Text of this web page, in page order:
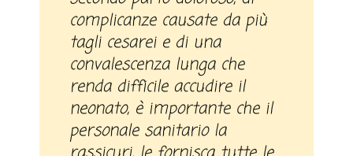
complicanze causate da più
tagli cesarei e di una
convalescenza lunga che
renda difficile accudire il
neonato, è importante che il
personale sanitario la